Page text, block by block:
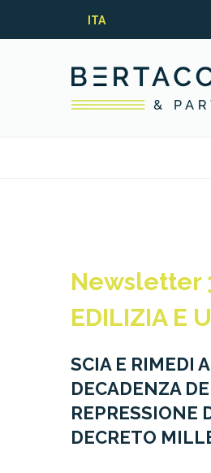
ITA
Newsletter
EDILIZIA E
SCIA E RIMEDI
DECADENZA
REPRESSIONE
DECRETO